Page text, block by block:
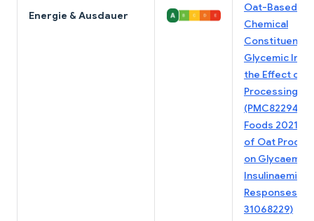
Energie & Ausdauer
Oat-Based
Chemical
Constituents,
Glycemic
the Effect of
Processing
(PMC8229445,
Foods 2021)
of Oat
on Glycaemic
Insulinaemic
Responses
31068229)